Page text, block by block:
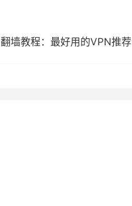
翻墙教程：最好用的VPN推荐